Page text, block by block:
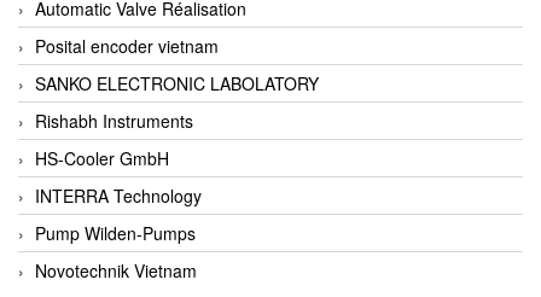
Exergen
Exide Technologies Vietnam
EXOR
FAIRCHILD
FANUC
FDM/ F.lli Della Marca Srl
FEIN
Felm
Automatic Valve Réalisation
Posital encoder vietnam
SANKO ELECTRONIC LABOLATORY
Rishabh Instruments
HS-Cooler GmbH
INTERRA Technology
Pump Wilden-Pumps
Novotechnik Vietnam